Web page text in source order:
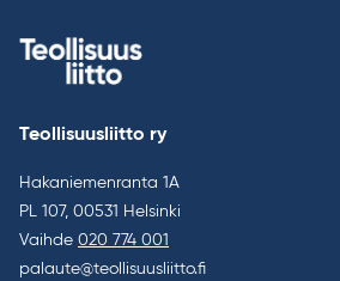
Teollisuusliitto ry
Hakaniemenranta 1A
PL 107, 00531 Helsinki
Vaihde 020 774 001
palaute@teollisuusliitto.fi